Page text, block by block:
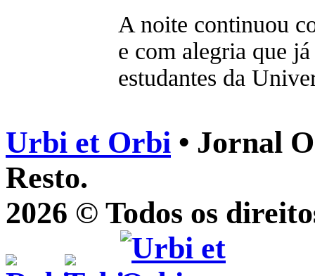
A noite continuou
e com alegria que
estudantes da
Urbi et Orbi • Jornal
Resto.
2026 © Todos os